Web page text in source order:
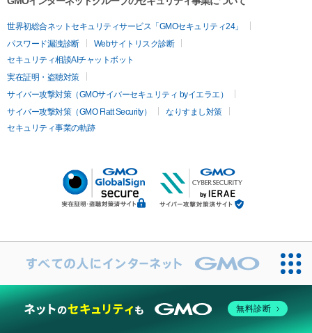
世界初総合ネットセキュリティサービス「GMOセキュリティ24」
パスワード漏洩診断
Webサイトリスク診断
セキュリティ相談AIチャットボット
実在証明・盗聴対策
サイバー攻撃対策（GMOサイバーセキュリティ byイエラエ）
サイバー攻撃対策（GMO Flatt Security）
なりすまし対策
セキュリティ事業の軌跡
無料診断